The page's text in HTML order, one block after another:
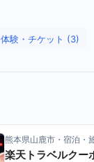
体験・チケット (3)
熊本県山鹿市・宿泊・
楽天トラベルクー